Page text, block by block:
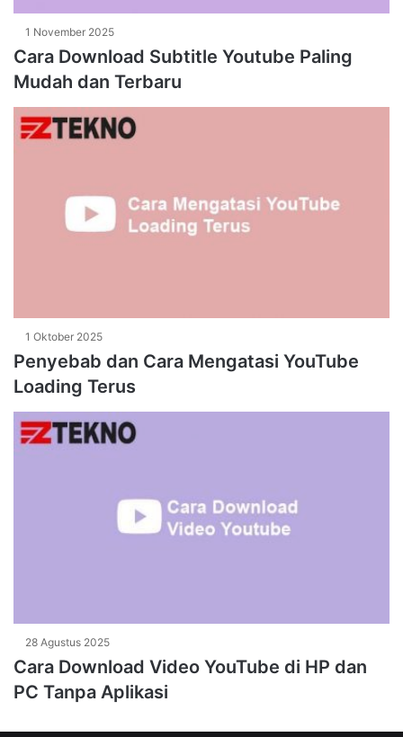
1 November 2025
Cara Download Subtitle Youtube Paling
Mudah dan Terbaru
1 Oktober 2025
Penyebab dan Cara Mengatasi YouTube
Loading Terus
28 Agustus 2025
Cara Download Video YouTube di HP dan
PC Tanpa Aplikasi